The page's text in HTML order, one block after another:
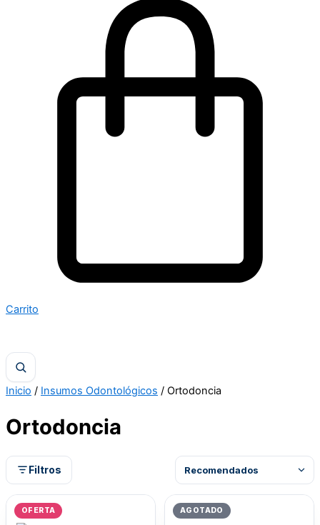
Carrito
Inicio / Insumos Odontológicos / Ortodoncia
Ortodoncia
Filtros
OFERTA AGOTADO